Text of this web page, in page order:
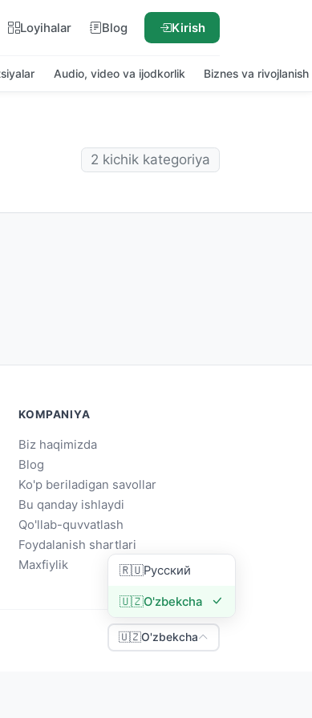
Loyihalar Blog Kirish
Audio, video va ijodkorlik Biznes va rivojlanish
2 kichik kategoriya
KOMPANIYA
Biz haqimizda
Blog
Ko'p beriladigan savollar
Bu qanday ishlaydi
Qo'llab-quvvatlash
Foydalanish shartlari
Maxfiylik
🇺🇿O'zbekcha
🇷🇺Русский
🇺🇿O'zbekcha